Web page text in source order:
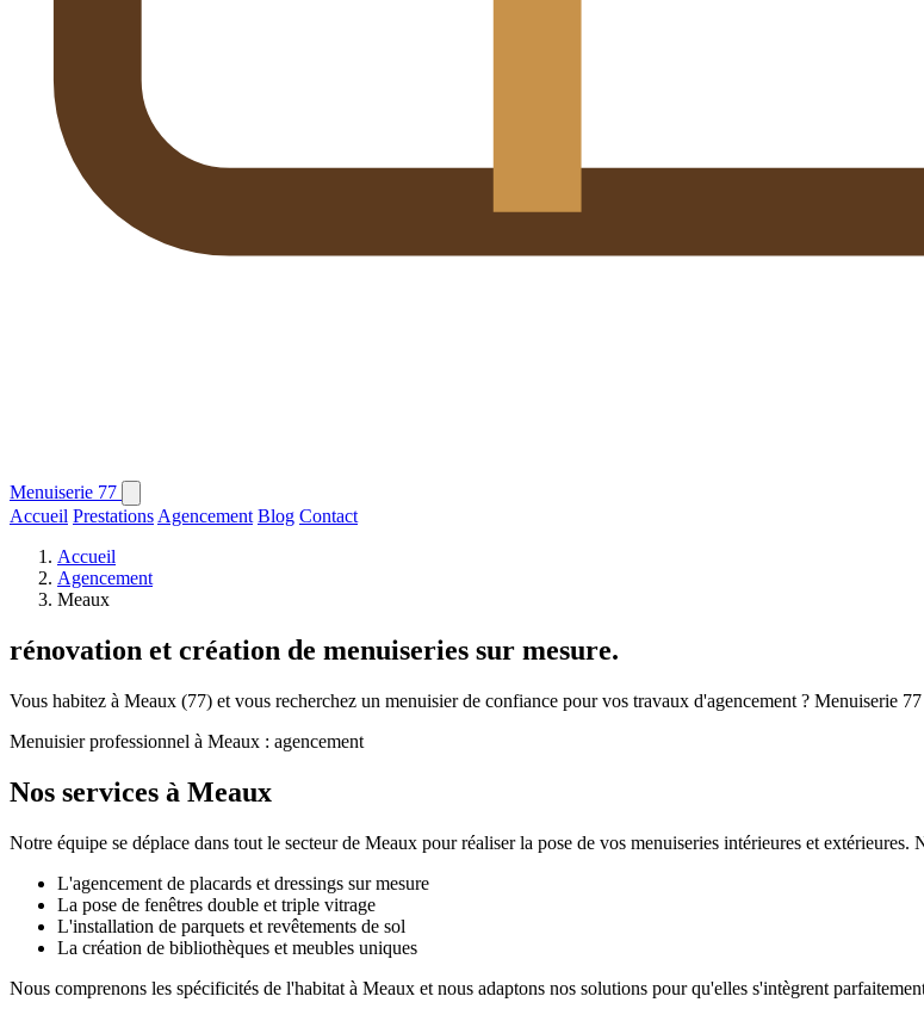
Menuiserie 77
Accueil Prestations Agencement Blog Contact
Accueil
Agencement
Meaux
rénovation et création de menuiseries sur mesure.
Vous habitez à Meaux (77) et vous recherchez un menuisier de confiance pour vos travaux d'agencement ? Menuiserie
Menuisier professionnel à Meaux : agencement
Nos services à Meaux
Notre équipe se déplace dans tout le secteur de Meaux pour réaliser la pose de vos menuiseries intérieures et extérieures.
L'agencement de placards et dressings sur mesure
La pose de fenêtres double et triple vitrage
L'installation de parquets et revêtements de sol
La création de bibliothèques et meubles uniques
Nous comprenons les spécificités de l'habitat à Meaux et nous adaptons nos solutions pour qu'elles s'intègrent